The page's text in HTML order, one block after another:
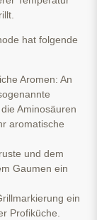
hat folgende
Aromen: An
Aminosäuren
aromatische
und dem
Gaumen ein
ein
Profiküche.